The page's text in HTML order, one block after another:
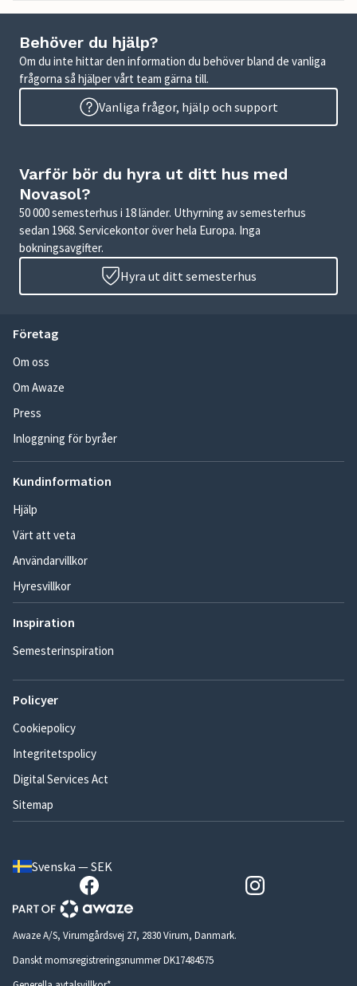
Behöver du hjälp?
Om du inte hittar den information du behöver bland de vanliga
frågorna så hjälper vårt team gärna till.
Vanliga frågor, hjälp och support
Varför bör du hyra ut ditt hus med
Novasol?
50 000 semesterhus i 18 länder. Uthyrning av semesterhus
sedan 1968. Servicekontor över hela Europa. Inga
bokningsavgifter.
Hyra ut ditt semesterhus
Företag
Om oss
Om Awaze
Press
Inloggning för byråer
Kundinformation
Hjälp
Värt att veta
Användarvillkor
Hyresvillkor
Inspiration
Semesterinspiration
Policyer
Cookiepolicy
Integritetspolicy
Digital Services Act
Sitemap
Svenska — SEK
Awaze A/S, Virumgårdsvej 27, 2830 Virum, Danmark.
Danskt momsregistreringsnummer DK17484575